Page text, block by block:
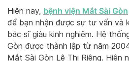
Hiện nay, bệnh viện Mắt Sài Gòn
để bạn nhận được sự tư vấn và
bác sĩ giàu kinh nghiệm. Hệ
Gòn được thành lập từ năm
Mắt Sài Gòn Lê Thị Riêng. Hiện